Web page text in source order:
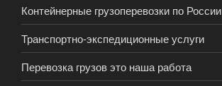
Контейнерные грузоперевозки по России
Транспортно-экспедиционные услуги
Перевозка грузов это наша работа